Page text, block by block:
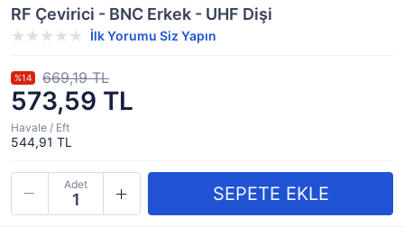
RF Çevirici - BNC Erkek - UHF Dişi
İlk Yorumu Siz Yapın
573,59 TL
%14 669,19 TL
Havale / Eft
544,91 TL
Adet